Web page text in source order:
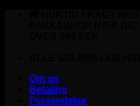
Om os
Betaling
Forsendelse